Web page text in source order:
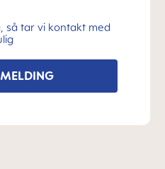
så tar vi kontakt med